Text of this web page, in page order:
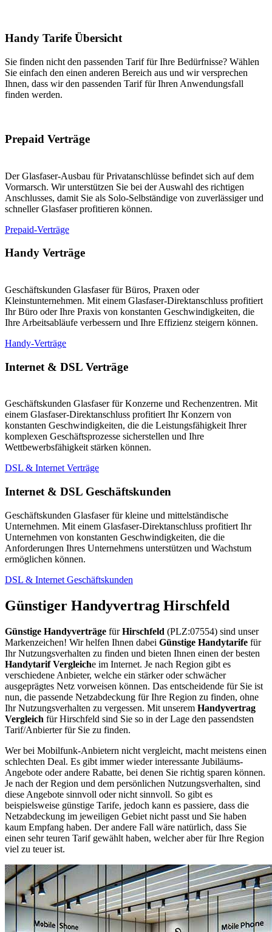
Handy Tarife Übersicht
Sie finden nicht den passenden Tarif für Ihre Bedürfnisse? Wählen
Sie einfach den einen anderen Bereich aus und wir versprechen
Ihnen, dass wir den passenden Tarif für Ihren Anwendungsfall
finden werden.
Prepaid Verträge
Der Glasfaser-Ausbau für Privatanschlüsse befindet sich auf dem
Vormarsch. Wir unterstützen Sie bei der Auswahl des richtigen
Anschlusses, damit Sie als Solo-Selbständige von zuverlässiger und
schneller Glasfaser profitieren können.
Prepaid-Verträge
Handy Verträge
Geschäftskunden Glasfaser für Büros, Praxen oder
Kleinstunternehmen. Mit einem Glasfaser-Direktanschluss profitiert
Ihr Büro oder Ihre Praxis von konstanten Geschwindigkeiten, die
Ihre Arbeitsabläufe verbessern und Ihre Effizienz steigern können.
Handy-Verträge
Internet & DSL Verträge
Geschäftskunden Glasfaser für Konzerne und Rechenzentren. Mit
einem Glasfaser-Direktanschluss profitiert Ihr Konzern von
konstanten Geschwindigkeiten, die die Leistungsfähigkeit Ihrer
komplexen Geschäftsprozesse sicherstellen und Ihre
Wettbewerbsfähigkeit stärken können.
DSL & Internet Verträge
Internet & DSL Geschäftskunden
Geschäftskunden Glasfaser für kleine und mittelständische
Unternehmen. Mit einem Glasfaser-Direktanschluss profitiert Ihr
Unternehmen von konstanten Geschwindigkeiten, die die
Anforderungen Ihres Unternehmens unterstützen und Wachstum
ermöglichen können.
DSL & Internet Geschäftskunden
Günstiger Handyvertrag Hirschfeld
Günstige Handyverträge fürHirschfeld (PLZ:07554) sind unser
Markenzeichen! Wir helfen Ihnen dabei Günstige Handytarife für
Ihr Nutzungsverhalten zu finden und bieten Ihnen einen der besten
Handytarif Vergleiche im Internet. Je nach Region gibt es
verschiedene Anbieter, welche ein stärker oder schwächer
ausgeprägtes Netz vorweisen können. Das entscheidende für Sie ist
nun, die passende Netzabdeckung für Ihre Region zu finden, ohne
Ihr Nutzungsverhalten zu vergessen. Mit unserem Handyvertrag
Vergleich für Hirschfeld sind Sie so in der Lage den passendsten
Tarif/Anbierter für Sie zu finden.
Wer bei Mobilfunk-Anbietern nicht vergleicht, macht meistens einen
schlechten Deal. Es gibt immer wieder interessante Jubiläums-
Angebote oder andere Rabatte, bei denen Sie richtig sparen können.
Je nach der Region und dem persönlichen Nutzungsverhalten, sind
diese Angebote sinnvoll oder nicht sinnvoll. So gibt es
beispielsweise günstige Tarife, jedoch kann es passiere, dass die
Netzabdeckung im jeweiligen Gebiet nicht passt und Sie haben
kaum Empfang haben. Der andere Fall wäre natürlich, dass Sie
einen sehr teuren Tarif gewählt haben, welcher aber für Ihre Region
viel zu teuer ist.